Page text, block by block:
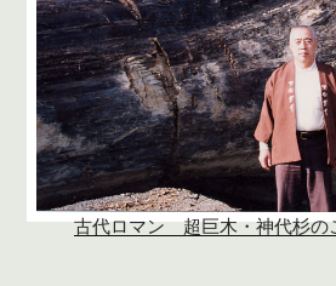
古代ロマン 超巨木・神代杉の